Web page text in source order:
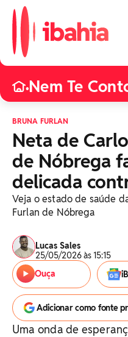
•Nem Te
BRUNA FURLAN
Neta de
de Nóbrega
delicada
Veja o estado de saúde
Furlan de Nóbrega
Lucas Sales
25/05/2026 às 15:15
Ouça
Adicionar como fonte
Uma onda de